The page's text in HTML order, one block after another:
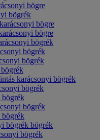
bögre
bögrék
bögre
bögre
bögrék
bögrék
bögrék
karácsonyi bögrék
bögrék
bögrék
bögrék
bögrék
bögrék bögrék
bögrék